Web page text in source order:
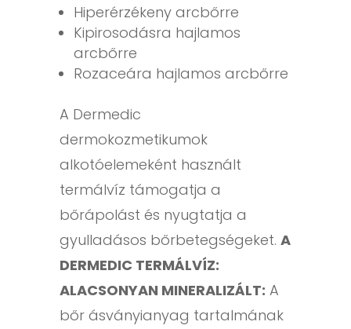
Hiperérzékeny arcbőrre
Kipirosodásra hajlamos
arcbőrre
Rozaceára hajlamos arcbőrre
A Dermedic
dermokozmetikumok
alkotóelemeként használt
termálvíz támogatja a
bőrápolást és nyugtatja a
gyulladásos bőrbetegségeket. A
DERMEDIC TERMÁLVÍZ:
ALACSONYAN MINERALIZÁLT: A
bőr ásványianyag tartalmának